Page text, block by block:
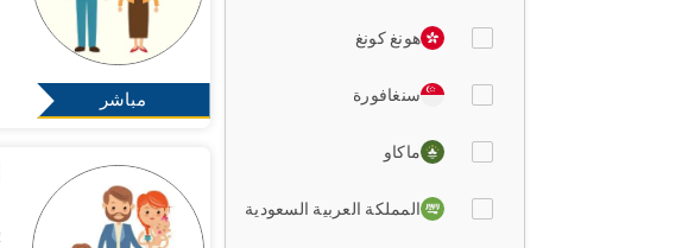
هونغ كونغ
سنغافورة
ماكاو
المملكة العربية السعودية
مباشر